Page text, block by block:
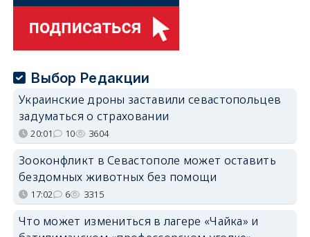
Выбор Редакции
Украинские дроны заставили севастопольцев
задуматься о страховании
20:01 10 3604
Зооконфликт в Севастополе может оставить
бездомных животных без помощи
17:02 6 3315
Что может измениться в лагере «Чайка» и